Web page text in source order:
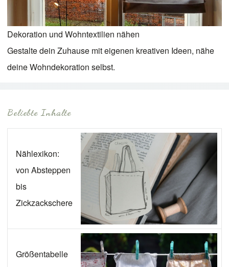
Beliebte Inhalte
Nählexikon:
von Absteppen
bis
Zickzackschere
Größentabelle
Dekoration und Wohntextilien nähen
Gestalte dein Zuhause mit eigenen kreativen Ideen, nähe
deine Wohndekoration selbst.